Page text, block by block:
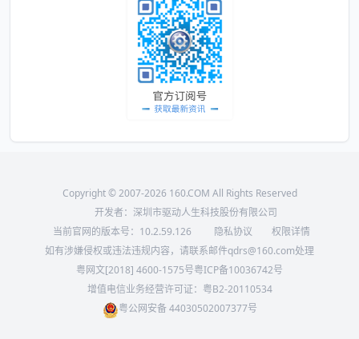
Copyright © 2007-2026 160.COM All Rights Reserved
开发者：深圳市驱动人生科技股份有限公司
当前官网的版本号： 10.2.59.126 隐私协议
权限详情
如有涉嫌侵权或违法违规内容，请联系邮件qdrs@160.com处理
粤网文[2018] 4600-1575号粤ICP备10036742号
增值电信业务经营许可证：粤B2-20110534
粤公网安备 44030502007377号